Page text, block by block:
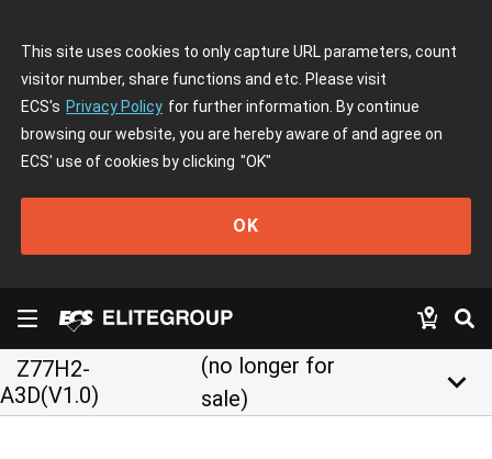
This site uses cookies to only capture URL parameters, count
visitor number, share functions and etc. Please visit
ECS's Privacy Policy for further information. By continue
browsing our website, you are hereby aware of and agree on
ECS' use of cookies by clicking "OK"
OK
Z77H2-
A3D(V1.0)
(no longer for
sale)
keyboard_arrow_down